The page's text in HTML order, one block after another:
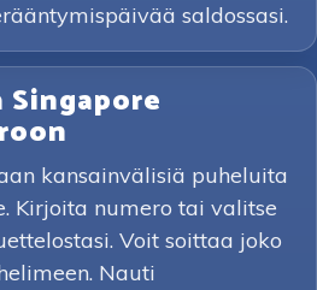
saldossasi.
kansainvälisiä puheluita
Kirjoita numero tai valitse
Voit soittaa joko
Nauti